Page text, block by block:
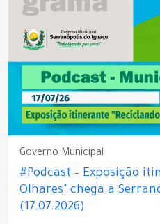
Governo Municipal
#Podcast – Exposição
Olhares" chega a
(17.07.2026)